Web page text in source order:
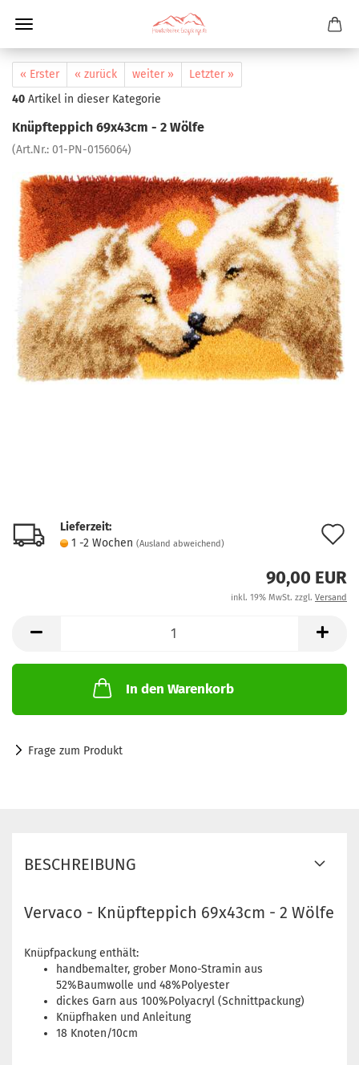
« Erster « zurück weiter »
Letzter »
40 Artikel in dieser Kategorie
Knüpfteppich 69x43cm - 2 Wölfe
(Art.Nr.: 01-PN-0156064)
Lieferzeit:
1 -2 Wochen (Ausland abweichend)
90,00 EUR
inkl. 19% MwSt. zzgl. Versand
In den Warenkorb
Frage zum Produkt
BESCHREIBUNG
Vervaco - Knüpfteppich 69x43cm - 2 Wölfe
Knüpfpackung enthält:
handbemalter, grober Mono-Stramin aus
52%Baumwolle und 48%Polyester
dickes Garn aus 100%Polyacryl (Schnittpackung)
Knüpfhaken und Anleitung
18 Knoten/10cm